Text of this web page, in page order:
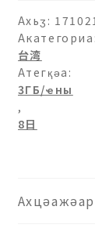
ашәагаа
Ахьӡ:
Акатегориа:
台湾
Атегқәа:
3ГБ/ҽны
,
8日